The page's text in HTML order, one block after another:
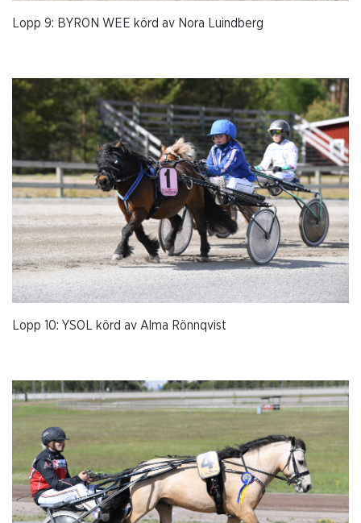
Lopp 9: BYRON WEE körd av Nora Luindberg
Lopp 10: YSOL körd av Alma Rönnqvist